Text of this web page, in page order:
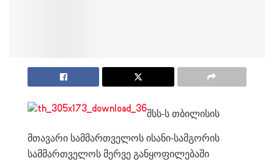
შსს-ს თბილისის
მთავარი სამმართველოს ისანი-სამგორის
სამმართველოს მერვე განყოფილებაში